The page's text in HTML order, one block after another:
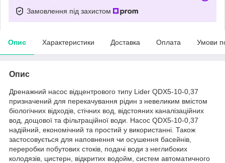
Замовлення під захистом
Опис Характеристики Доставка Оплата Умови
Опис
Дренажний насос відцентрового типу Lider QDX5-10-0,37
призначений для перекачування рідин з невеликим вмістом
біологічних відходів, стічних вод, відстояних каналізаційних
вод, дощової та фільтраційної води. Насос QDX5-10-0,37
надійний, економічний та простий у використанні. Також
застосовується для наповнення чи осушення басейнів,
переробки побутових стоків, подачі води з неглибоких
колодязів, цистерн, відкритих водойм, систем автоматичного